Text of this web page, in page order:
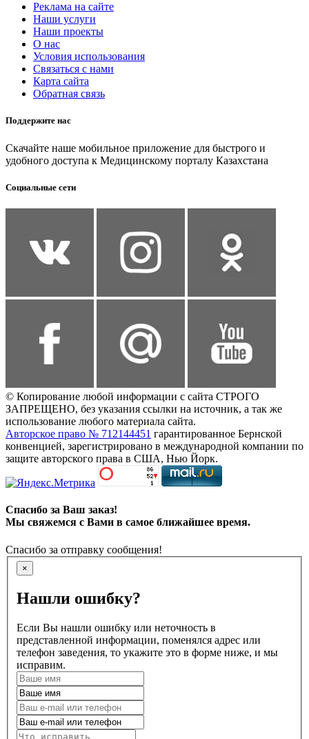
Реклама на сайте
Наши услуги
Наши проекты
О нас
Условия использования
Связаться с нами
Карта сайта
Обратная связь
Поддержите нас
Скачайте наше мобильное приложение для быстрого и
удобного доступа к Медицинскому порталу Казахстана
Социальные сети
© Копирование любой информации с сайта СТРОГО
ЗАПРЕЩЕНО, без указания ссылки на источник, а так же
использование любого материала сайта.
Авторское право № 712144451 гарантированное Бернской
конвенцией, зарегистрировано в международной компании по
защите авторского права в США, Нью Йорк.
Спасибо за Ваш заказ!
Мы свяжемся с Вами в самое ближайшее время.
Спасибо за отправку сообщения!
×
Нашли ошибку?
Если Вы нашли ошибку или неточность в
представленной информации, поменялся адрес или
телефон заведения, то укажите это в форме ниже, и мы
исправим.